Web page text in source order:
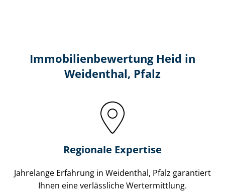
Immobilien­bewertung Heid in
Weidenthal, Pfalz
Regionale Expertise
Jahrelange Erfahrung in Weidenthal, Pfalz garantiert
Ihnen eine verlässliche Wertermittlung.